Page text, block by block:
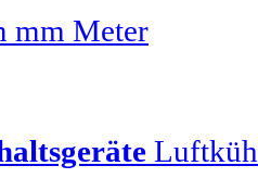
mm Meter